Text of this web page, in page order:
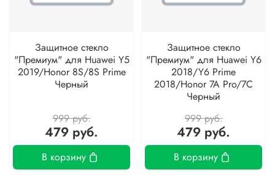
Защитное стекло
"Премиум" для Huawei Y5
2019/Honor 8S/8S Prime
Черный
999 руб.
479 руб.
В корзину
Защитное стекло
"Премиум" для Huawei Y6
2018/Y6 Prime
2018/Honor 7A Pro/7C
Черный
999 руб.
479 руб.
В корзину